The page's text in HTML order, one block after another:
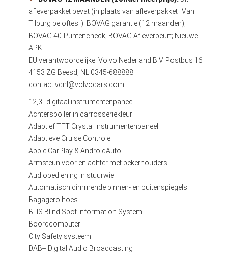
afleverpakket bevat (in plaats van afleverpakket "Van
Tilburg beloftes"): BOVAG garantie (12 maanden);
BOVAG 40-Puntencheck; BOVAG Afleverbeurt; Nieuwe
APK
EU verantwoordelijke: Volvo Nederland B.V. Postbus 16
4153 ZG Beesd, NL 0345-688888
contact.vcnl@volvocars.com
12,3" digitaal instrumentenpaneel
Achterspoiler in carrosseriekleur
Adaptief TFT Crystal instrumentenpaneel
Adaptieve Cruise Controle
Apple CarPlay & AndroidAuto
Armsteun voor en achter met bekerhouders
Audiobediening in stuurwiel
Automatisch dimmende binnen- en buitenspiegels
Bagagerolhoes
BLIS Blind Spot Information System
Boordcomputer
City Safety systeem
DAB+ Digital Audio Broadcasting